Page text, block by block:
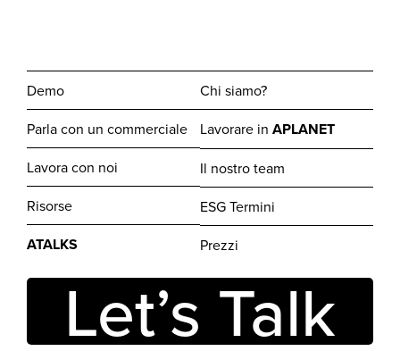
Demo
Parla con un commerciale
Lavora con noi
Risorse
ATALKS
Chi siamo?
Lavorare in APLANET
Il nostro team
ESG Termini
Prezzi
Let’s Talk